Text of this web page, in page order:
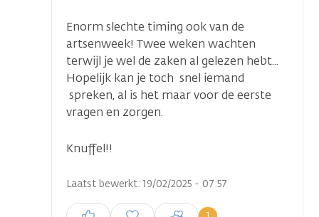
Enorm slechte timing ook van de
artsenweek! Twee weken wachten
terwijl je wel de zaken al gelezen hebt...
Hopelijk kan je toch snel iemand
spreken, al is het maar voor de eerste
vragen en zorgen.
Knuffel!!
Laatst bewerkt: 19/02/2025 - 07:57
Inloggen om een reactie te